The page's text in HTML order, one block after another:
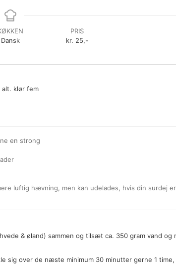
Dansk
PRIS
kr. 25,-
alt. klør fem
en strong
luftig hævning, men kan udelades, hvis din surdej
& øland) sammen og tilsæt ca. 350 gram vand
sig over de næste minimum 30 minutter gerne 1